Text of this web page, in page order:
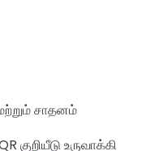
சாதனம்
குறியீடு உருவாக்கி